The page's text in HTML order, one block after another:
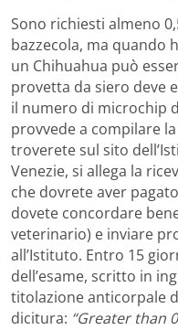
Sono richiesti almeno
bazzecola, ma quando
un Chihuahua può
provetta da siero deve
il numero di microchip
provvede a compilare
troverete sul sito
Venezie, si allega la
che dovrete aver
dovete concordare
veterinario) e inviare
all’Istituto. Entro 15
dell’esame, scritto in
titolazione anticorpale
dicitura: “Greater than